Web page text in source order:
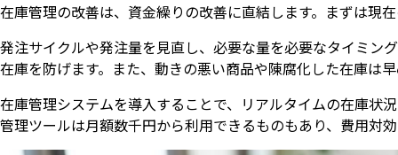
在庫管理の改善は、資金繰りの改善に直結します。まずは現
発注サイクルや発注量を見直し、必要な量を必要なタイミン
在庫を防げます。また、動きの悪い商品や陳腐化した在庫は
在庫管理システムを導入することで、リアルタイムの在庫状
管理ツールは月額数千円から利用できるものもあり、費用対